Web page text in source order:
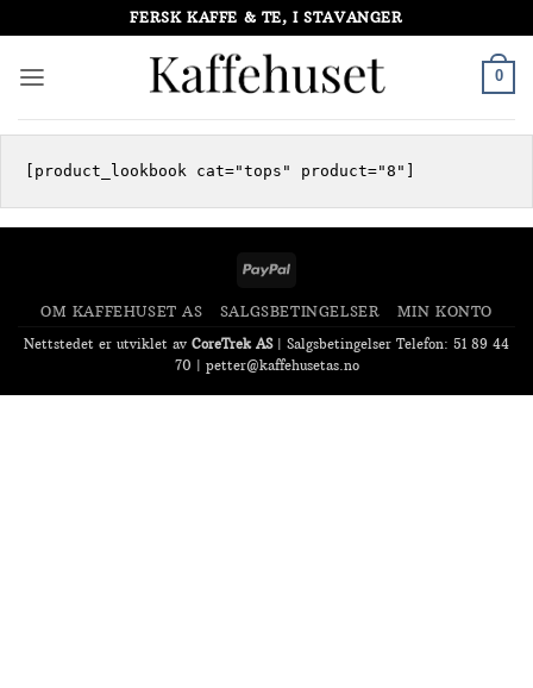
to
content
FERSK KAFFE & TE, I STAVANGER
0
PayPal
OM KAFFEHUSET AS SALGSBETINGELSER MIN KONTO
Nettstedet er utviklet av CoreTrek AS| Salgsbetingelser Telefon: 51 89 44
70 | petter@kaffehusetas.no